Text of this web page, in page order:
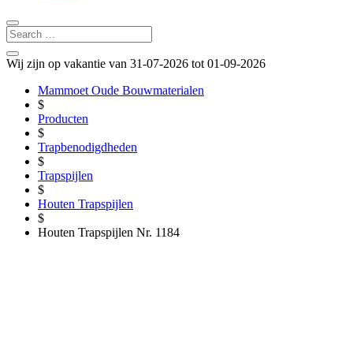
Wij zijn op vakantie van 31-07-2026 tot 01-09-2026
Mammoet Oude Bouwmaterialen
$
Producten
$
Trapbenodigdheden
$
Trapspijlen
$
Houten Trapspijlen
$
Houten Trapspijlen Nr. 1184